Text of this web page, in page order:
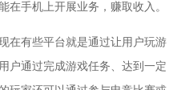
在手机上开展业务，赚取收入。
在有些平台就是通过让用户玩游
户通过完成游戏任务、达到一定